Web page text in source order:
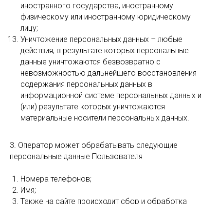
иностранного государства, иностранному
физическому или иностранному юридическому
лицу;
Уничтожение персональных данных – любые
действия, в результате которых персональные
данные уничтожаются безвозвратно с
невозможностью дальнейшего восстановления
содержания персональных данных в
информационной системе персональных данных и
(или) результате которых уничтожаются
материальные носители персональных данных.
3. Оператор может обрабатывать следующие
персональные данные Пользователя
Номера телефонов;
Имя;
Также на сайте происходит сбор и обработка